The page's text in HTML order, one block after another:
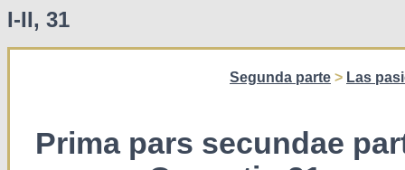
I-II, 31
Segunda parte > Las
Prima pars secundae